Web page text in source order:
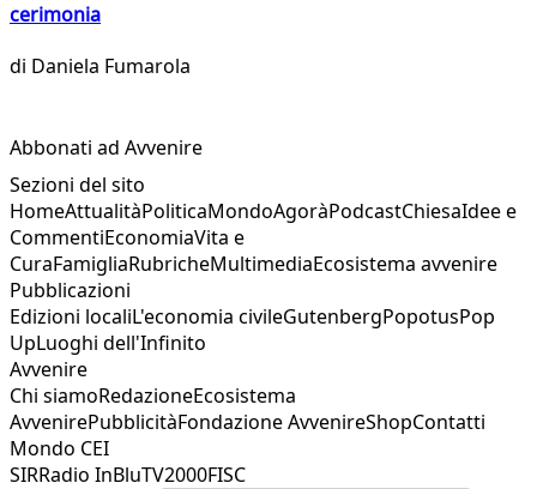
cerimonia
di Daniela Fumarola
Abbonati ad Avvenire
Sezioni del sito
HomeAttualitàPoliticaMondoAgoràPodcastChiesaIdee e
CommentiEconomiaVita e
CuraFamigliaRubricheMultimediaEcosistema avvenire
Pubblicazioni
Edizioni localiL'economia civileGutenbergPopotusPop
UpLuoghi dell'Infinito
Avvenire
Chi siamoRedazioneEcosistema
AvvenirePubblicitàFondazione AvvenireShopContatti
Mondo CEI
SIRRadio InBluTV2000FISC